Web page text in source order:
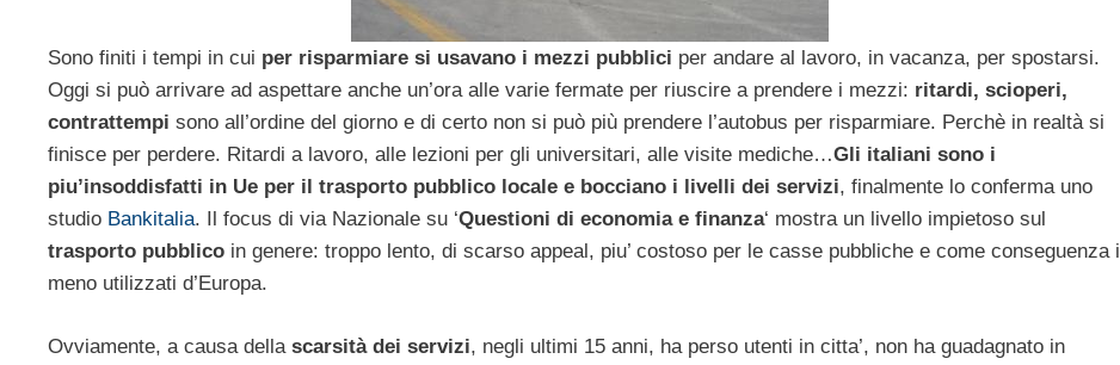
Sono finiti i tempi in cui per risparmiare si usavano i mezzi pubblici per andare al lavoro, in vacanza, per spostarsi.
Oggi si può arrivare ad aspettare anche un’ora alle varie fermate per riuscire a prendere i mezzi: ritardi, scioperi,
contrattempi sono all’ordine del giorno e di certo non si può più prendere l’autobus per risparmiare. Perchè in realtà si
finisce per perdere. Ritardi a lavoro, alle lezioni per gli universitari, alle visite mediche…Gli italiani sono i
piu’insoddisfatti in Ue per il trasporto pubblico locale e bocciano i livelli dei servizi, finalmente lo conferma uno
studio Bankitalia. Il focus di via Nazionale su ‘Questioni di economia e finanza‘ mostra un livello impietoso sul
trasporto pubblico in genere: troppo lento, di scarso appeal, piu’ costoso per le casse pubbliche e come conseguenza i
meno utilizzati d’Europa.
Ovviamente, a causa della scarsità dei servizi, negli ultimi 15 anni, ha perso utenti in citta’, non ha guadagnato in